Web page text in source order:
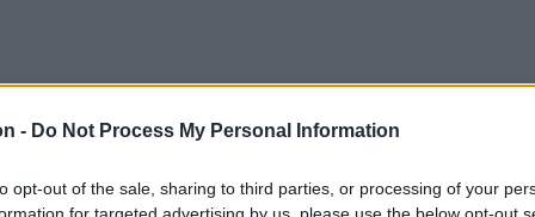
- Do Not Process My Personal Information
opt-out of the sale, sharing to third parties, or processing of your
for targeted advertising by us, please use the below opt-out
2,6 százalékra nőtt az éves
ugyanakkor azt mutatják, hogy az